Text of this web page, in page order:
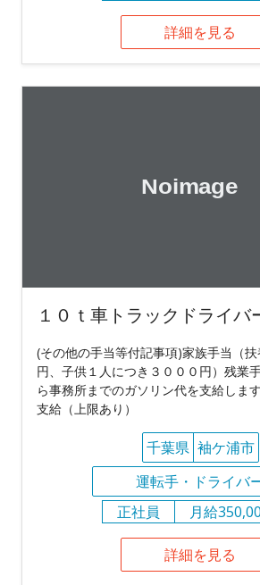
詳細を見る
１０ｔ車トラックドライバ
(その他の手当等付記事項)家族手当（
円、子供１人につき３０００円）残業
ら事務所までのガソリン代を支給しま
支給（上限あり）
千葉県 袖ケ浦市
運転手・ドライバ
正社員
月給
詳細を見る